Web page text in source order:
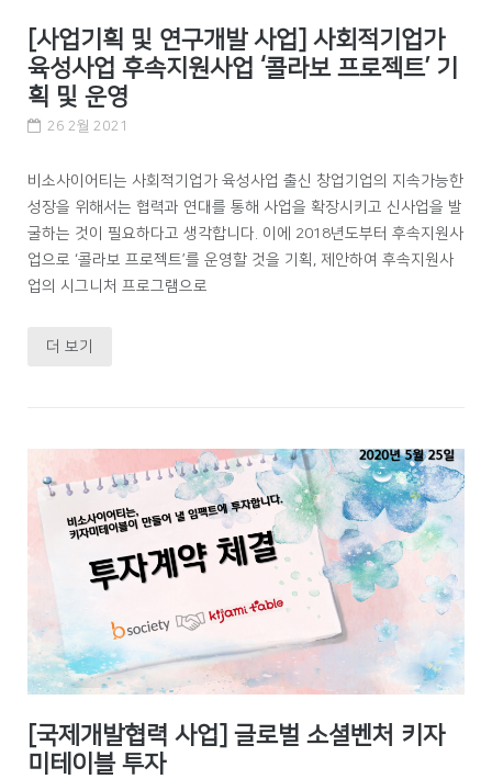
[사업기획 및 연구개발 사업] 사회적기업가
육성사업 후속지원사업 ‘콜라보 프로젝트’ 기
획 및 운영
26 2월 2021
비소사이어티는 사회적기업가 육성사업 출신 창업기업의 지속가능한
성장을 위해서는 협력과 연대를 통해 사업을 확장시키고 신사업을 발
굴하는 것이 필요하다고 생각합니다. 이에 2018년도부터 후속지원사
업으로 ‘콜라보 프로젝트’를 운영할 것을 기획, 제안하여 후속지원사
업의 시그니처 프로그램으로
더 보기
[국제개발협력 사업] 글로벌 소셜벤처 키자
미테이블 투자